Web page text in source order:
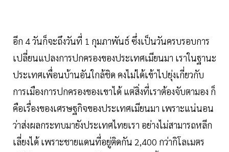
อีก 4 วันก็จะถึงวันที่ 1 กุมภาพันธ์ ซึ่งเป็นวันครบรอบการ
เปลี่ยนแปลงการปกครองของประเทศเมียนมา เราในฐานะ
ประเทศเพื่อนบ้านอันใกล้ชิด คงไม่ได้เข้าไปยุ่งเกี่ยวกับ
การเมืองการปกครองของเขาได้ แต่สิ่งที่เราต้องจับตามอง ก็
คือเรื่องของเศรษฐกิจของประเทศเมียนมา เพราะแน่นอน
ว่าส่งผลกระทบมายังประเทศไทยเรา อย่างไม่สามารถหลีก
เลี่ยงได้ เพราะชายแดนที่อยู่ติดกัน 2,400 กว่ากิโลเมตร